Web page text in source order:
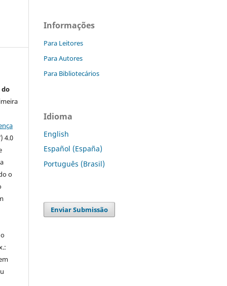
do
4.0
o
Informações
Para Leitores
Para Autores
Para Bibliotecários
Idioma
English
Español (España)
Português (Brasil)
Enviar Submissão